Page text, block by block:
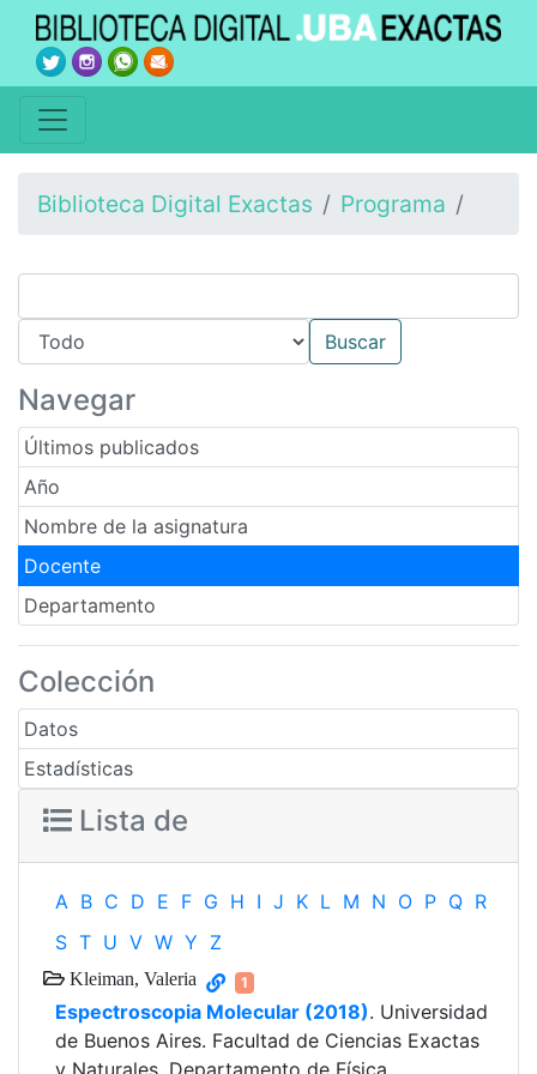
Biblioteca Digital Exactas Programa
Navegar
Últimos publicados
Año
Nombre de la asignatura
Docente
Departamento
Colección
Datos
Estadísticas
Lista de
A B C D E F G H I J K L M N O P Q R
S T U V W Y Z
Kleiman, Valeria 1
Espectroscopia Molecular (2018). Universidad
de Buenos Aires. Facultad de Ciencias Exactas